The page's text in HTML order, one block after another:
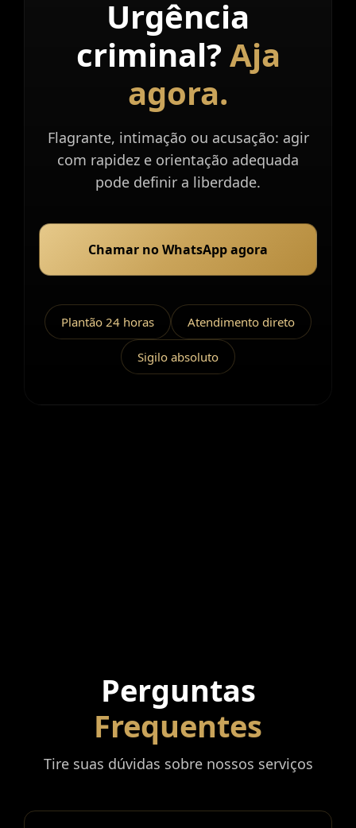
Urgência
criminal?Aja
agora.
Flagrante, intimação ou acusação: agir
com rapidez e orientação adequada
pode definir a liberdade.
Chamar no WhatsApp agora
Plantão 24 horas Atendimento direto
Sigilo absoluto
Perguntas
Frequentes
Tire suas dúvidas sobre nossos serviços